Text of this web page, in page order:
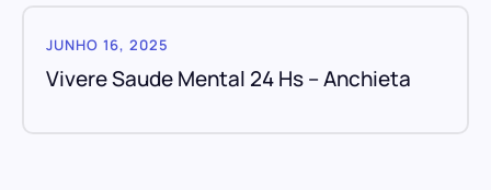
JUNHO 16, 2025
Vivere Saude Mental 24 Hs – Anchieta